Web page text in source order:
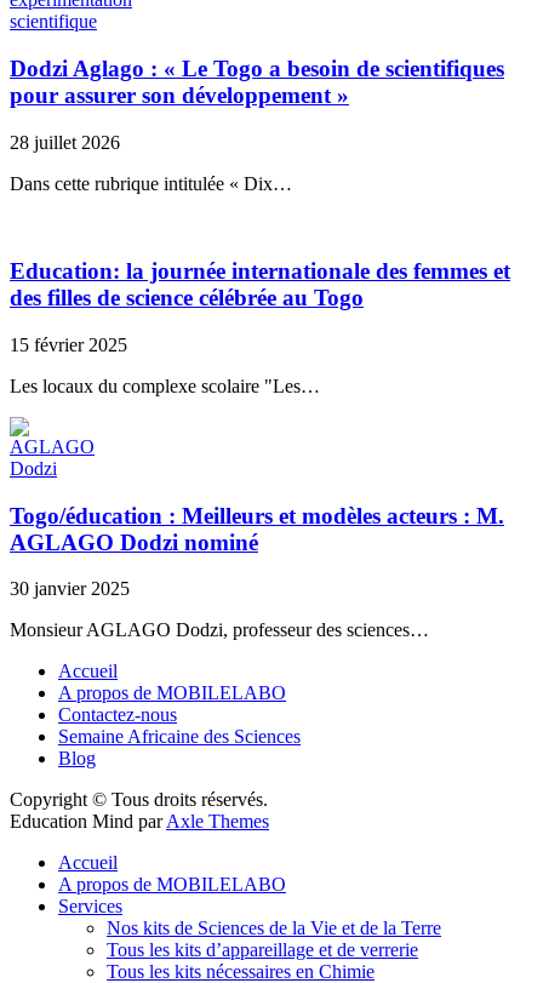
Dodzi Aglago : « Le Togo a besoin de scientifiques
pour assurer son développement »
28 juillet 2026
Dans cette rubrique intitulée « Dix…
Education: la journée internationale des femmes et
des filles de science célébrée au Togo
15 février 2025
Les locaux du complexe scolaire "Les…
Togo/éducation : Meilleurs et modèles acteurs : M.
AGLAGO Dodzi nominé
30 janvier 2025
Monsieur AGLAGO Dodzi, professeur des sciences…
Accueil
A propos de MOBILELABO
Contactez-nous
Semaine Africaine des Sciences
Blog
Copyright © Tous droits réservés.
Education Mind parAxle Themes
Accueil
A propos de MOBILELABO
Services
Nos kits de Sciences de la Vie et de la Terre
Tous les kits d’appareillage et de verrerie
Tous les kits nécessaires en Chimie